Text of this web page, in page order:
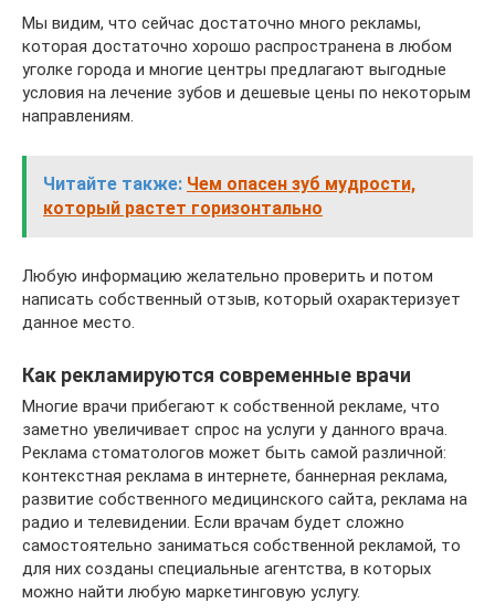
Мы видим, что сейчас достаточно много рекламы,
которая достаточно хорошо распространена в любом
уголке города и многие центры предлагают выгодные
условия на лечение зубов и дешевые цены по некоторым
направлениям.
Читайте также: Чем опасен зуб мудрости,
который растет горизонтально
Любую информацию желательно проверить и потом
написать собственный отзыв, который охарактеризует
данное место.
Как рекламируются современные врачи
Многие врачи прибегают к собственной рекламе, что
заметно увеличивает спрос на услуги у данного врача.
Реклама стоматологов может быть самой различной:
контекстная реклама в интернете, баннерная реклама,
развитие собственного медицинского сайта, реклама на
радио и телевидении. Если врачам будет сложно
самостоятельно заниматься собственной рекламой, то
для них созданы специальные агентства, в которых
можно найти любую маркетинговую услугу.